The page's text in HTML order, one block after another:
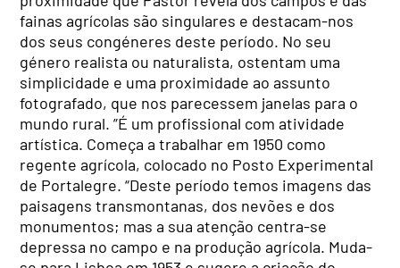
fainas agrícolas são singulares e destacam-nos
dos seus congéneres deste período. No seu
género realista ou naturalista, ostentam uma
simplicidade e uma proximidade ao assunto
fotografado, que nos parecessem janelas para o
mundo rural. ”É um profissional com atividade
artística. Começa a trabalhar em 1950 como
regente agrícola, colocado no Posto Experimental
de Portalegre. “Deste período temos imagens das
paisagens transmontanas, dos nevões e dos
monumentos; mas a sua atenção centra-se
depressa no campo e na produção agrícola. Muda-